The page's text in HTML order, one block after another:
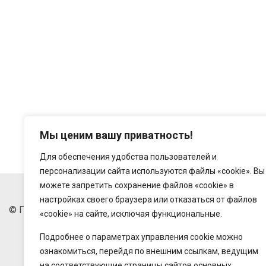
Мы ценим вашу приватность!
Для обеспечения удобства пользователей и
персонализации сайта используются файлы «cookie». Вы
можете запретить сохранение файлов «cookie» в
настройках своего браузера или отказаться от файлов
«cookie» на сайте, исключая функциональные.
Подробнее о параметрах управления cookie можно
ознакомиться, перейдя по внешним ссылкам, ведущим
© Государственное предприятие "Беларусьторг", 2018-